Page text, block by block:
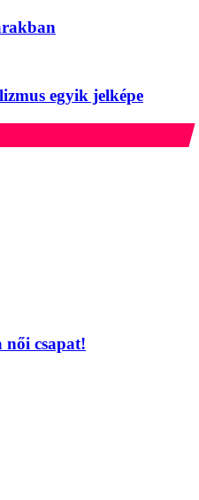
egyik jelképe
női csapat!